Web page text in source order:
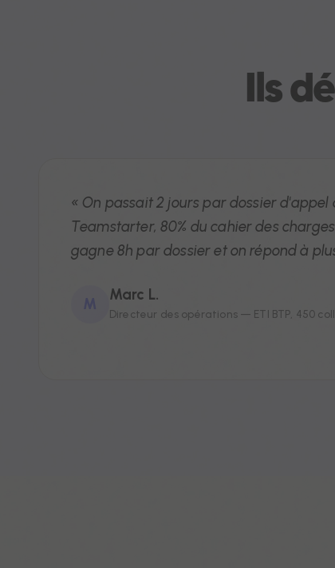
Ils
« On passait 2 jours par dossier d'appel
Teamstarter, 80% du cahier des
gagne 8h par dossier et on répond à
Marc L.
Directeur des opérations — ETI BTP, 450